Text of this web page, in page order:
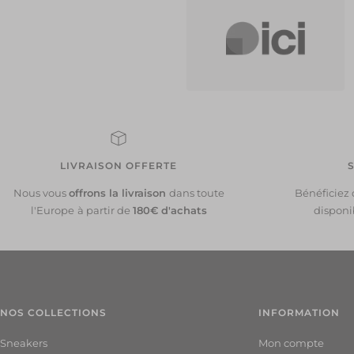
LIVRAISON OFFERTE
Nous vousoffrons la livraison dans toute
l'Europe à partir de 180€ d'achats
Bénéficiez
NOS COLLECTIONS
Sneakers
INFORMATION
Mon compte